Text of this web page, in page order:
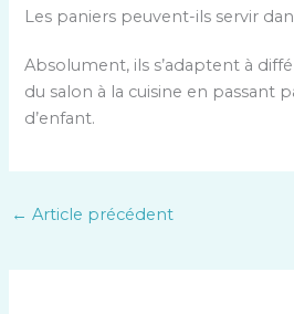
Les paniers peuvent-ils servir
Absolument, ils s’adaptent à
du salon à la cuisine en passant
d’enfant.
← Article précédent